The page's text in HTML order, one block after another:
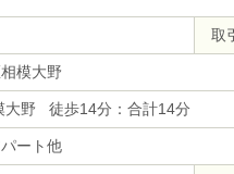
取
模大野
大野 徒歩14分：合計14分
ート他